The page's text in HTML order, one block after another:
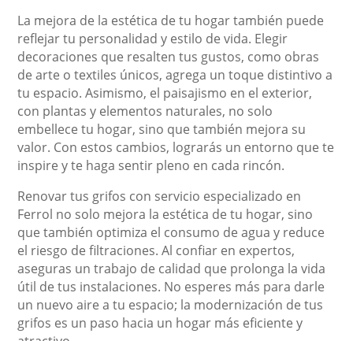
La mejora de la estética de tu hogar también puede
reflejar tu personalidad y estilo de vida. Elegir
decoraciones que resalten tus gustos, como obras
de arte o textiles únicos, agrega un toque distintivo a
tu espacio. Asimismo, el paisajismo en el exterior,
con plantas y elementos naturales, no solo
embellece tu hogar, sino que también mejora su
valor. Con estos cambios, lograrás un entorno que te
inspire y te haga sentir pleno en cada rincón.
Renovar tus grifos con servicio especializado en
Ferrol no solo mejora la estética de tu hogar, sino
que también optimiza el consumo de agua y reduce
el riesgo de filtraciones. Al confiar en expertos,
aseguras un trabajo de calidad que prolonga la vida
útil de tus instalaciones. No esperes más para darle
un nuevo aire a tu espacio; la modernización de tus
grifos es un paso hacia un hogar más eficiente y